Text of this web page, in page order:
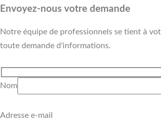
Envoyez-nous votre demande
Notre équipe de professionnels se tient à
toute demande d'informations.
Nom
Adresse e-mail